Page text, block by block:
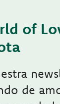
of
de